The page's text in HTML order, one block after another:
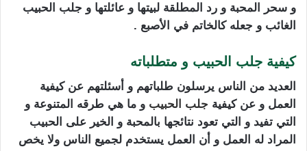
و سحر المحبة و رد المطلقة لبيتها و عائلتها و جلب الحبيب
الغائب و جعله كالخاتم في الأصبع .
كيفية جلب الحبيب و متطلباته
العديد من الناس يرسلون طلباتهم و أسئلتهم عن كيفية
العمل و عن كيفية جلب الحبيب و ما هي طرقه المتنوعة و
التي تفيد و التي تعود نتائجها بالمحبة و الخير على الحبيب
المراد له العمل و أن العمل يستخدم لجميع الناس ولا يخص